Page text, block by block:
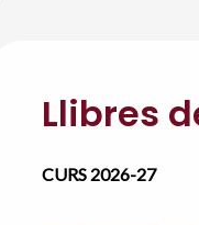
Llibres
CURS 2026-27